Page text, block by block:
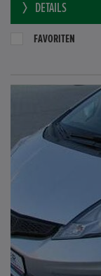
DETAILS
FAVORITEN